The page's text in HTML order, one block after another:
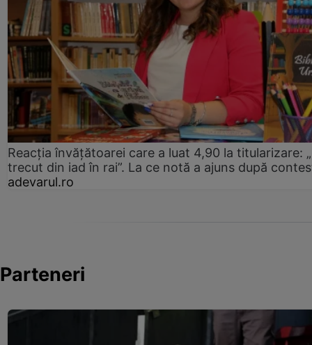
Reacția învățătoarei care a luat 4,90 la titularizare:
trecut din iad în rai”. La ce notă a ajuns după
adevarul.ro
Parteneri